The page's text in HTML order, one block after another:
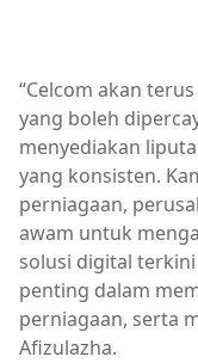
“Celcom akan
yang boleh
menyediakan
yang konsisten.
perniagaan,
awam untuk
solusi digital
penting dalam
perniagaan, serta
Afizulazha.